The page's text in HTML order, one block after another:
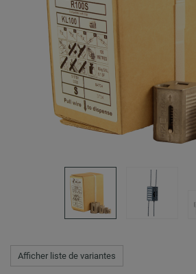
Afficher liste de variantes